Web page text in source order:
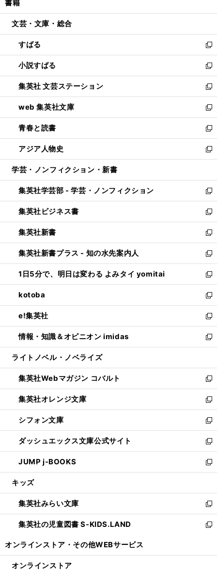
開
ウ
開
く
ン
ウ
で
開
く
ウ
ン
ド
ウ
で
開
く
書籍
文芸・文庫・総合
すばる
新
し
い
ウ
ィ
ン
ド
ウ
で
開
く
小説すばる
新
し
い
ウ
ィ
ン
ド
ウ
で
開
集英社 文芸ステーション
新
し
い
ウ
ィ
ン
ド
ウ
開
く
web 集英社文庫
新
し
い
ウ
ィ
ン
ウ
で
開
く
青春と読書
新
し
い
ウ
ン
ド
ウ
で
開
く
アジア人物史
新
し
ウ
ィ
ン
ド
ウ
で
開
く
学芸・ノンフィクション・新書
集英社学芸部 - 学芸・ノンフィクション
新
し
い
ウ
ィ
ン
ド
ウ
で
開
く
集英社ビジネス書
新
し
い
ウ
ィ
ン
ド
ウ
で
開
く
集英社新書
新
し
い
ウ
ィ
ン
ド
ウ
で
開
く
集英社新書プラス - 知の水先案内人
新
し
い
ウ
ィ
ン
ド
ウ
で
開
1日5分で、明日は変わる よみタイ yomitai
新
し
い
ウ
ィ
ン
ド
ウ
開
く
kotoba
新
し
い
ウ
ィ
ン
ウ
で
開
く
e!集英社
新
し
い
ウ
ン
ド
ウ
で
開
く
情報・知識＆オピニオン imidas
新
し
ウ
ィ
ン
ド
ウ
で
開
く
ライトノベル・ノベライズ
集英社Webマガジン コバルト
新
し
い
ウ
ィ
ン
ド
ウ
で
開
集英社オレンジ文庫
新
し
い
ウ
ィ
ン
ド
ウ
開
く
シフォン文庫
新
し
い
ウ
ィ
ン
ウ
で
開
く
ダッシュエックス文庫公式サイト
新
し
い
ウ
ン
ド
ウ
で
JUMP j-BOOKS
新
し
ウ
ィ
ン
ド
開
キッズ
集英社みらい文庫
新
し
い
ン
集英社の児童図書 S-KIDS.LAND
新
ウ
オンラインストア・ その他WEBサービス
オンラインストア